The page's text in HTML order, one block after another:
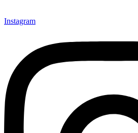
Instagram